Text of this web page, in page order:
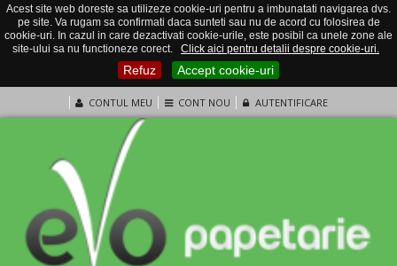
Acest site web doreste sa utilizeze cookie-uri pentru a imbunatati navigarea dvs.
pe site. Va rugam sa confirmati daca sunteti sau nu de acord cu folosirea de
cookie-uri. In cazul in care dezactivati cookie-urile, este posibil ca unele zone ale
site-ului sa nu functioneze corect.
Click aici pentru detalii despre cookie-uri.
Refuz Accept cookie-uri
CONTUL MEU CONT NOU AUTENTIFICARE